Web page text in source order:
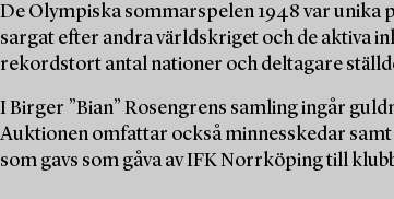
De Olympiska sommarspelen 1948 var unika
sargat efter andra världskriget och de aktiva
rekordstort antal nationer och deltagare
I Birger ”Bian” Rosengrens samling ingår
Auktionen omfattar också minnesskedar
som gavs som gåva av IFK Norrköping till